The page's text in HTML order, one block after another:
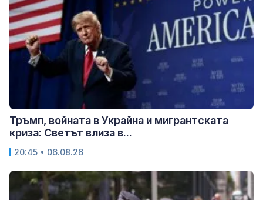
Тръмп, войната в Украйна и мигрантската
криза: Светът влиза в...
20:45 • 06.08.26